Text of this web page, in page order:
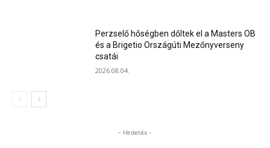
Perzselő hőségben dőltek el a Masters OB
és a Brigetio Országúti Mezőnyverseny
csatái
2026.08.04.
- Hirdetés -